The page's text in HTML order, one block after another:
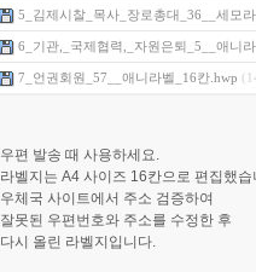
5_김제시찰_목사_장로총대_36__세모
6_기관,_국제협력,_자원은퇴_5__애니
7_언권회원_57__애니라벨_16칸.hwp
우편 발송 때 사용하세요.
라벨지는 A4 사이즈 16칸으로 편집했
우체국 사이트에서 주소 검증하여
잘못된 우편번호와 주소를 수정한 후
다시 올린 라벨지입니다.